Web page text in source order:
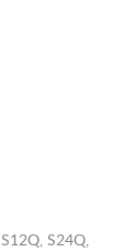
S24Q,